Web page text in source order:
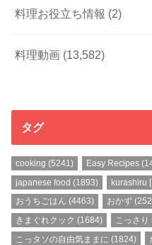
料理お役立ち情報 (2)
料理動画 (13,582)
タグ
cooking (5241) Easy Recipes
japanese food (1893) kurashiru
おうちごはん (4463) おかず
きまぐれクック (1684) こっさり
こっタソの自由気ままに (1824)